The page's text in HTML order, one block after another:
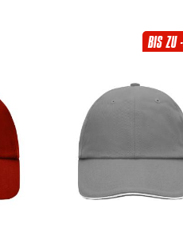
BIS ZU